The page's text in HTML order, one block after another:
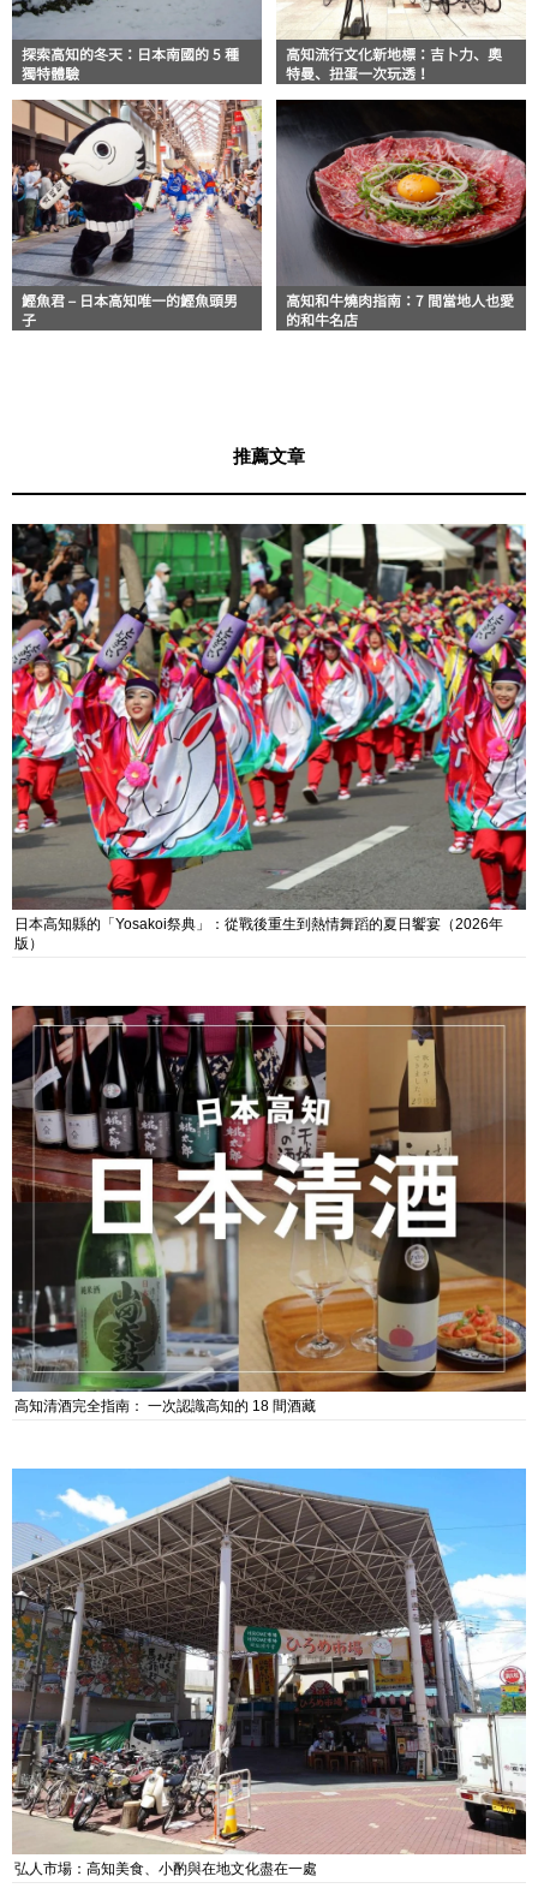
探索高知的冬天：日本南國的 5 種
獨特體驗
高知流行文化新地標：吉卜力、奧
特曼、扭蛋一次玩透！
鰹魚君 – 日本高知唯一的鰹魚頭男
子
高知和牛燒肉指南：7 間當地人也愛
的和牛名店
推薦文章
日本高知縣的「Yosakoi祭典」：從戰後重生到熱情舞蹈的夏日饗宴（2026年
版）
高知清酒完全指南： 一次認識高知的 18 間酒藏
弘人市場：高知美食、小酌與在地文化盡在一處